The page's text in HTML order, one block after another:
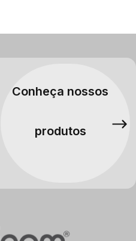
Conheça nossos
produtos